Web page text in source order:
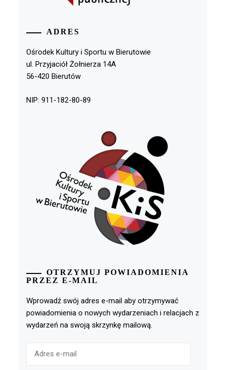
ADRES
Ośrodek Kultury i Sportu w Bierutowie
ul. Przyjaciół Żołnierza 14A
56-420 Bierutów
NIP: 911-182-80-89
OTRZYMUJ POWIADOMIENIA
PRZEZ E-MAIL
Wprowadź swój adres e-mail aby otrzymywać
powiadomienia o nowych wydarzeniach i relacjach z
wydarzeń na swoją skrzynkę mailową.